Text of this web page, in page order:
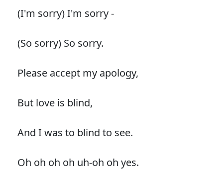
(I'm sorry) I'm sorry -
(So sorry) So sorry.
Please accept my apology,
But love is blind,
And I was to blind to see.
Oh oh oh oh uh-oh oh yes.